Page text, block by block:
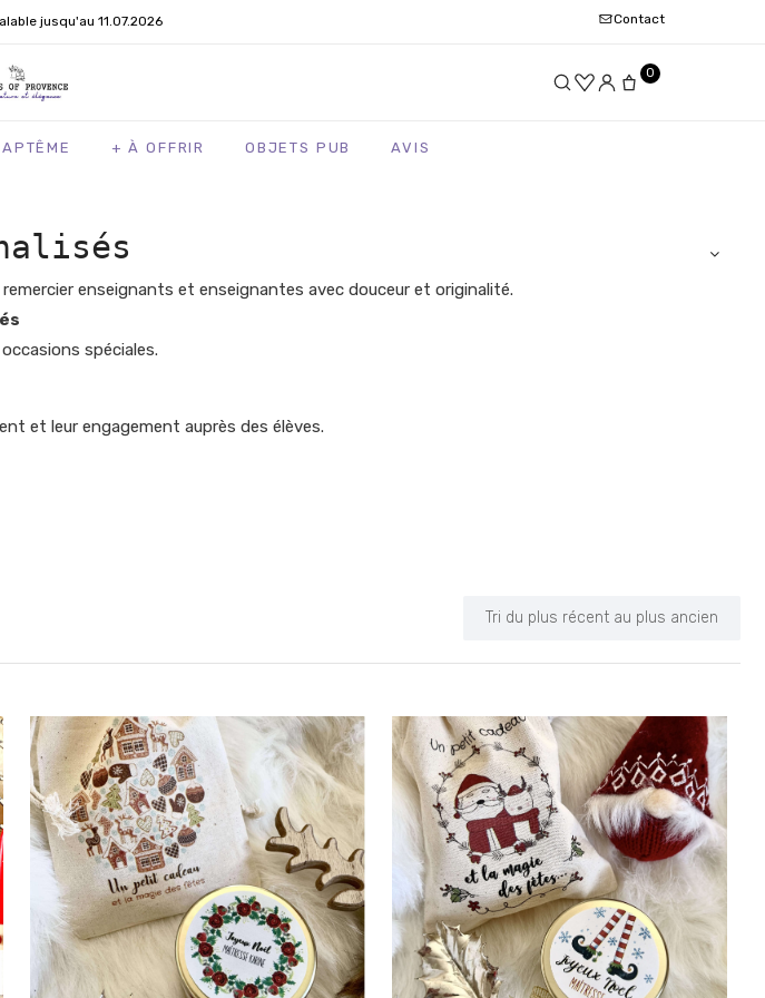
jusqu'au 11.07.2026 Contact
0
+ À OFFRIR OBJETS PUB AVIS
enseignants et enseignantes avec douceur et originalité.
spéciales.
et leur engagement auprès des élèves.